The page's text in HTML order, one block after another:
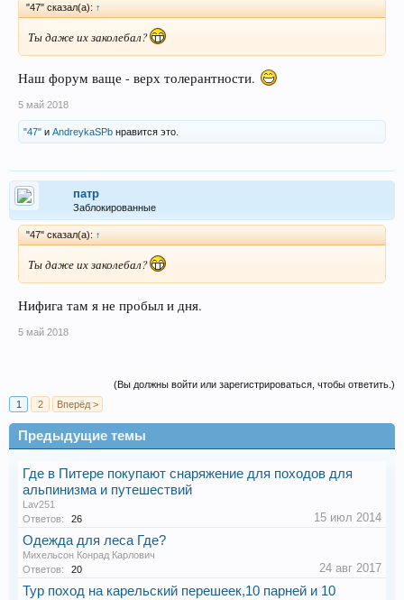
"47" сказал(а): ↑
Ты даже их заколебал?
Наш форум ваще - верх толерантности.
5 май 2018
"47" и AndreykaSPb нравится это.
патр
Заблокированные
"47" сказал(а): ↑
Ты даже их заколебал?
Нифига там я не пробыл и дня.
5 май 2018
(Вы должны войти или зарегистрироваться, чтобы ответить.)
1
2 Вперёд >
Предыдущие темы
Где в Питере покупают снаряжение для походов для
альпинизма и путешествий
Lav251
Ответов:
26 15 июл 2014
Одежда для леса Где?
Михельсон Конрад Карлович
Ответов:
20 24 авг 2017
Тур поход на карельский перешеек,10 парней и 10